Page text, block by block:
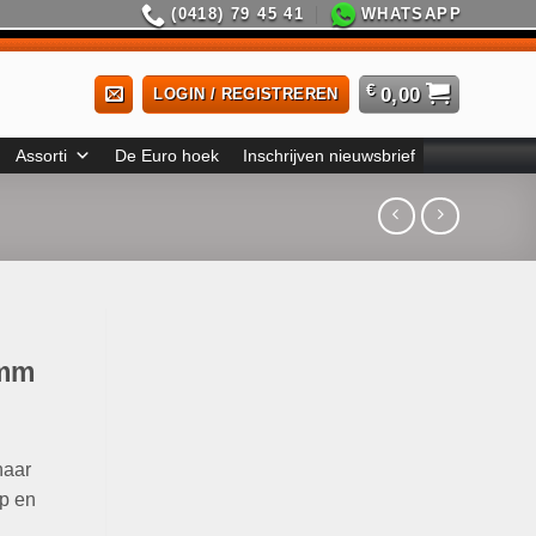
(0418) 79 45 41 WHATSAPP
LOGIN / REGISTREREN € 0,00
Assorti De Euro hoek Inschrijven nieuwsbrief
en